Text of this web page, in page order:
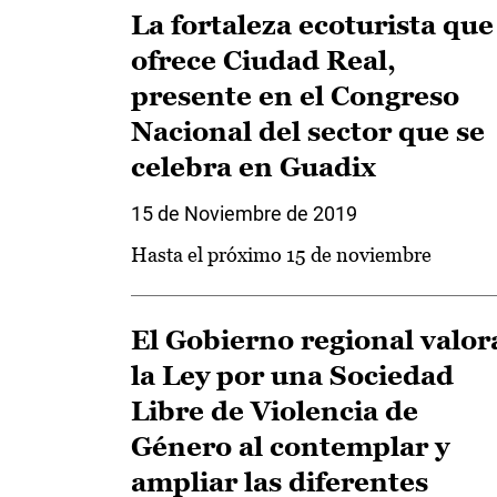
La fortaleza ecoturista que
ofrece Ciudad Real,
presente en el Congreso
Nacional del sector que se
celebra en Guadix
15 de Noviembre de 2019
Hasta el próximo 15 de noviembre
El Gobierno regional
la Ley por una Sociedad
Libre de Violencia de
Género al contemplar y
ampliar las diferentes